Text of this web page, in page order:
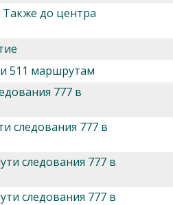
Также до центра
511 маршрутам
777 в
следования 777 в
следования 777 в
следования 777 в